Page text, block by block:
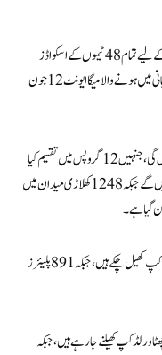
دنیا کے سب سے بڑے فٹبال ایونٹ، فیفا ورلڈ کپ 2026 کے لیے تمام 48 ٹیموں کے اسکواڈز
فائنل کر دیے گئے ہیں امریکا، میکسیکو اور کینیڈا کی مشترکہ میزبانی میں ہونے والا میگا ایونٹ 12 جون
فیفا کی تاریخ میں پہلی بار 48 ٹیمیں ورلڈ کپ میں شرکت کریں گی، جنہیں 12 گروپس میں تقسیم کیا
گیا ہے ٹورنامنٹ کے دوران مجموعی طور پر 104 میچز کھیلے جائیں گے جبکہ 1248 کھلاڑی میدان میں
گیا ہے۔
شرکاء میں 357 ایسے کھلاڑی شامل ہیں جو ماضی میں بھی ورلڈ کپ کھیل چکے ہیں، جبکہ 891 پلیئرز
ورلڈ کپ کھیلنے جا رہے ہیں، جبکہ